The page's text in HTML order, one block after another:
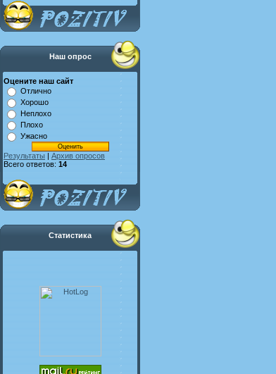
Наш опрос
Оцените наш сайт
Отлично
Хорошо
Неплохо
Плохо
Ужасно
Результаты | Архив опросов
Всего ответов: 14
Статистика